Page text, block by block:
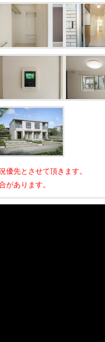
先とさせて頂きます。
があります。